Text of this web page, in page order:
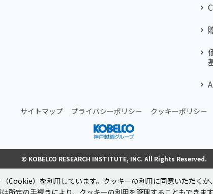
サイトマップ プライバシーポリシー クッキーポリシー
© KOBELCO RESEARCH INSTITUTE, INC. All Rights Reserved.
Cookie）を利用しています。クッキーの利用に同意いただく
定の手続きにより、クッキーの利用を管理することもできま